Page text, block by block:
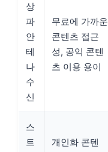
상
파
안
테
나
수
신
무료에 가까운
콘텐츠 접근
성, 공익 콘텐
츠 이용 용이
스
트
개인화 콘텐